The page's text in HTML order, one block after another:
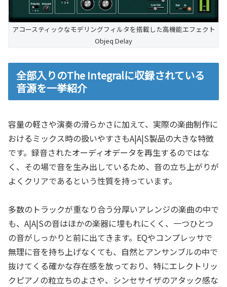
アコースティックなモデリングフィルタを搭載した高機能エフェクト
Objeq Delay
全部入りのThe Integralに収録されている
音源を一挙紹介
容量の軽さや演奏の滑らかさに加えて、実際の楽曲制作に
おけるミックス時の扱いやすさもA|A|S製品の大きな特徴
です。録音されたオーディオデータを再生するのではな
く、その場で音を生み出しているため、音の立ち上がりが
よくクリアであるという性質を持っています。
多数のトラックが重なり合う分厚いアレンジの楽曲の中で
も、A|A|Sの音はほかの楽器に埋もれにくく、一つひとつ
の音がしっかりと前に出てきます。EQやコンプレッサで
無理に音を持ち上げなくても、自然とアンサンブルの中で
抜けてくる確かな存在感を放っており、特にエレクトリッ
クピアノの粒立ちのよさや、シンセサイザのアタック感な